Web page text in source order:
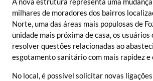
milhares de moradores dos bairros
Norte, uma das áreas mais populosas de
unidade mais próxima de casa, os usuários
resolver questões relacionadas ao
esgotamento sanitário com mais rapidez e
No local, é possível solicitar novas